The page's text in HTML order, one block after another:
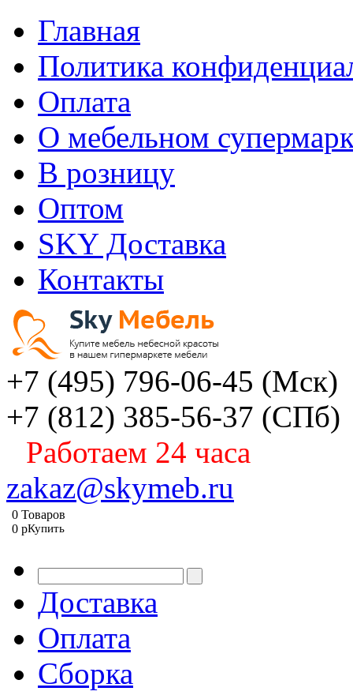
Главная
Политика
Оплата
О мебельном
В розницу
Оптом
SKY Доставка
Контакты
+7 (495) 796-06-45 (Мск)
+7 (812) 385-56-37 (СПб)
Работаем 24 часа
zakaz@skymeb.ru
0 Товаров
0 pКупить
Доставка
Оплата
Сборка